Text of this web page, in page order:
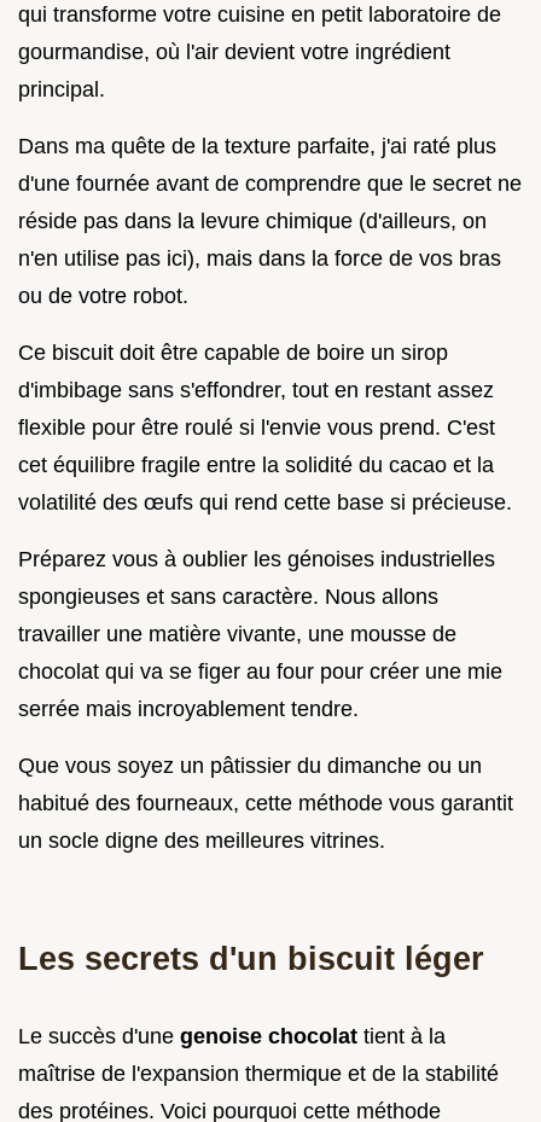
qui transforme votre cuisine en petit laboratoire de
gourmandise, où l'air devient votre ingrédient
principal.
Dans ma quête de la texture parfaite, j'ai raté plus
d'une fournée avant de comprendre que le secret ne
réside pas dans la levure chimique (d'ailleurs, on
n'en utilise pas ici), mais dans la force de vos bras
ou de votre robot.
Ce biscuit doit être capable de boire un sirop
d'imbibage sans s'effondrer, tout en restant assez
flexible pour être roulé si l'envie vous prend. C'est
cet équilibre fragile entre la solidité du cacao et la
volatilité des œufs qui rend cette base si précieuse.
Préparez vous à oublier les génoises industrielles
spongieuses et sans caractère. Nous allons
travailler une matière vivante, une mousse de
chocolat qui va se figer au four pour créer une mie
serrée mais incroyablement tendre.
Que vous soyez un pâtissier du dimanche ou un
habitué des fourneaux, cette méthode vous garantit
un socle digne des meilleures vitrines.
Les secrets d'un biscuit léger
Le succès d'une genoise chocolat tient à la
maîtrise de l'expansion thermique et de la stabilité
des protéines. Voici pourquoi cette méthode